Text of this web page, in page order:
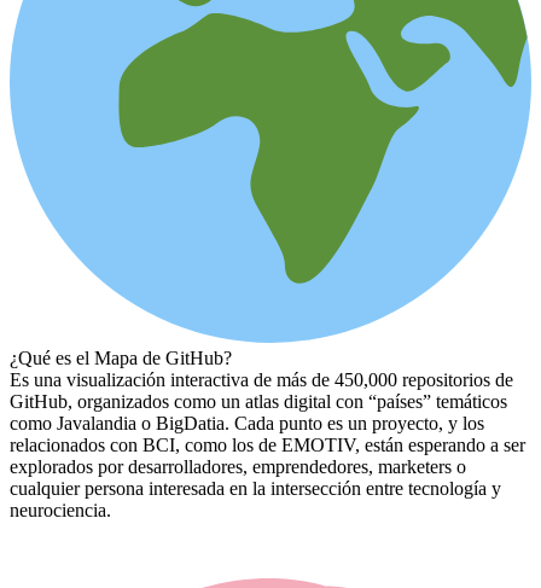
¿Qué es el Mapa de GitHub?
Es una visualización interactiva de más de 450,000 repositorios de
GitHub, organizados como un atlas digital con “países” temáticos
como Javalandia o BigDatia. Cada punto es un proyecto, y los
relacionados con BCI, como los de EMOTIV, están esperando a ser
explorados por desarrolladores, emprendedores, marketers o
cualquier persona interesada en la intersección entre tecnología y
neurociencia.